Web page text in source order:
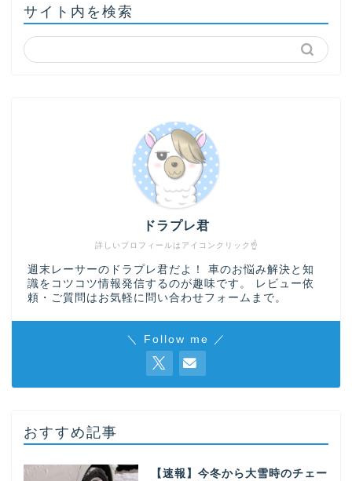
サイト内を検索
詳しいプロフィールはアイコンクリック☝
ドラプレ君
週末レーサーのドラプレ君だよ！ 車のお悩み解決と知
識をコツコツ情報発信するのが趣味です。 レビュー依
頼・ご質問はお気軽に 問い合わせフォーム まで。
＼ Follow me ／
おすすめ記事
【速報】今冬から大雪時のチェー